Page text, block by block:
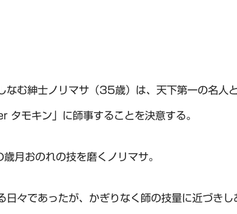
なむ紳士ノリマサ（35歳）は、天下第一の名人
タモキン」に師事することを決意する。
月おのれの技を磨くノリマサ。
日々であったが、かぎりなく師の技量に近づきし